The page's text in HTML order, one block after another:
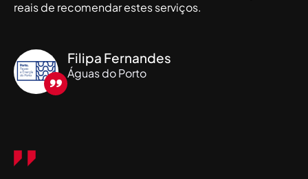
reais de recomendar estes serviços.
Filipa Fernandes
Águas do Porto